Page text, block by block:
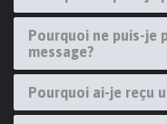
Pourquoi ne puis-je
message?
Pourquoi ai-je reçu